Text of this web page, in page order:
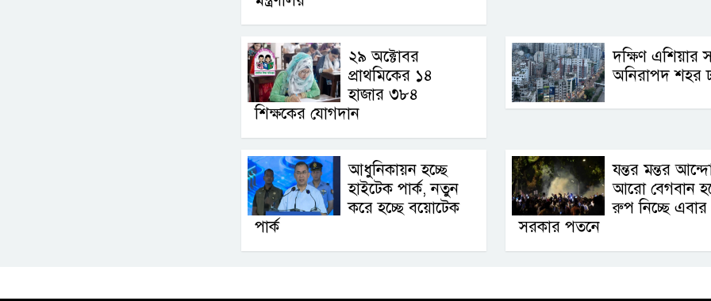
২৯ অক্টোবর
প্রাথমিকের ১৪
হাজার ৩৮৪
শিক্ষকের যোগদান
দক্ষিণ এশিয়ার
অনিরাপদ শহর
আধুনিকায়ন হচ্ছে
হাইটেক পার্ক, নতুন
করে হচ্ছে বয়োটেক
পার্ক
যন্তর মন্তর
আরো বেগবান
রুপ নিচ্ছে এবার
সরকার পতনে